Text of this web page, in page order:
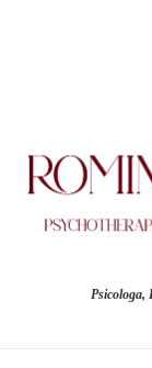
Psicologa,